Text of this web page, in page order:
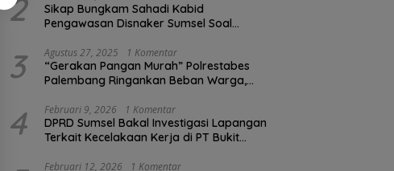
2
Sikap Bungkam Sahadi Kabid
Pengawasan Disnaker Sumsel Soal
Pengawasan K3?
3 Agustus 27, 2025 1 Komentar
“Gerakan Pangan Murah” Polrestabes
Palembang Ringankan Beban Warga,
4 Februari 9, 2026 1 Komentar
DPRD Sumsel Bakal Investigasi Lapangan
Terkait Kecelakaan Kerja di PT Bukit
Februari 12, 2026 1 Komentar